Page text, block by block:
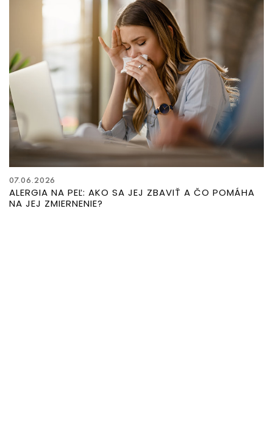
07.06.2026
ALERGIA NA PEĽ: AKO SA JEJ ZBAVIŤ A ČO POMÁHA
NA JEJ ZMIERNENIE?